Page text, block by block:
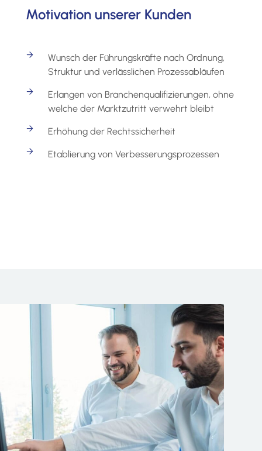
Motivation unserer Kunden
Wunsch der Führungskräfte nach Ordnung,
Struktur und verlässlichen Prozessabläufen
Erlangen von Branchenqualifizierungen, ohne
welche der Marktzutritt verwehrt bleibt
Erhöhung der Rechtssicherheit
Etablierung von Verbesserungsprozessen
Unsere Beratungsleistungen für Sie
Umsetzungsberatung
Stellung von Beauftragten
Durchführung interne Audits